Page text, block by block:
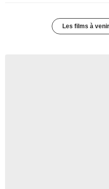
Les films à